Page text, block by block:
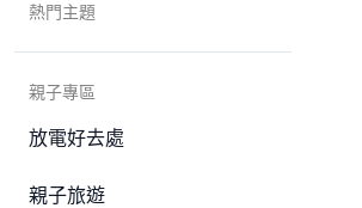
熱門主題
親子專區
放電好去處
親子旅遊